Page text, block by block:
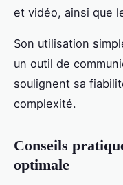
et vidéo, ainsi que
Son utilisation
un outil de
soulignent sa
complexité.
Conseils
optimale